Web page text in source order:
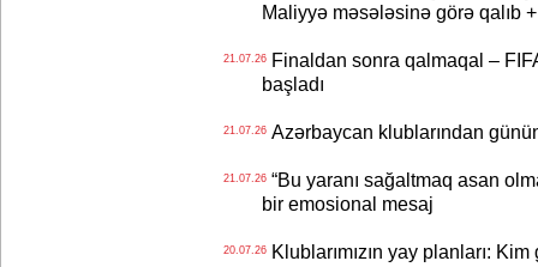
Maliyyə məsələsinə görə qalıb
21.07.26Finaldan sonra qalmaqal –
başladı
21.07.26Azərbaycan klublarından
21.07.26“Bu yaranı sağaltmaq asan
bir emosional mesaj
20.07.26Klublarımızın yay planları: